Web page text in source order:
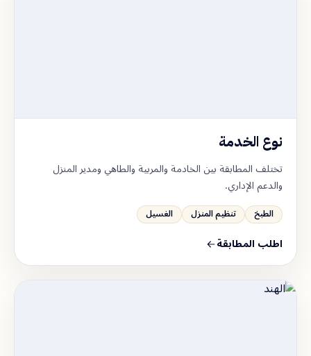
نوع الخدمة
تختلف المطابقة بين الخادمة والمربية والطاهي ومدير المنزل
والدعم الإداري.
الطبخ تنظيم المنزل الغسيل
اطلب المطابقة